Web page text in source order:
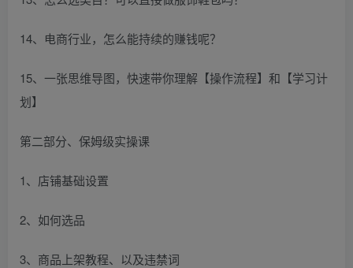
14、电商行业，怎么能持续的赚钱呢？
15、一张思维导图，快速带你理解【操作流程】和【学习计
划】
第二部分、保姆级实操课
1、店铺基础设置
2、如何选品
3、商品上架教程、以及违禁词